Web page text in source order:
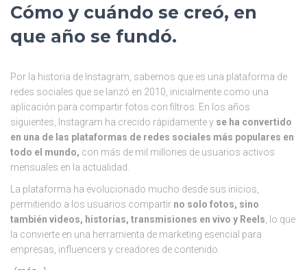
Cómo y cuándo se creó, en
que año se fundó.
Por la historia de Instagram, sabemos que es una plataforma de
redes sociales que se lanzó en 2010, inicialmente como una
aplicación para compartir fotos con filtros. En los años
siguientes, Instagram ha crecido rápidamente y se ha convertido
en una de las plataformas de redes sociales más populares en
todo el mundo, con más de mil millones de usuarios activos
mensuales en la actualidad.
La plataforma ha evolucionado mucho desde sus inicios,
permitiendo a los usuarios compartir no solo fotos, sino
también videos, historias, transmisiones en vivo y Reels , lo que
la convierte en una herramienta de marketing esencial para
empresas, influencers y creadores de contenido.